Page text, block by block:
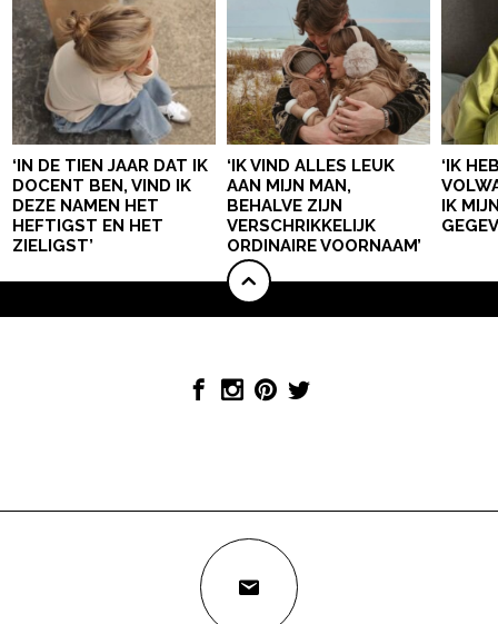
‘IN DE TIEN JAAR DAT IK
DOCENT BEN, VIND IK
DEZE NAMEN HET
HEFTIGST EN HET
ZIELIGST’
‘IK VIND ALLES LEUK
AAN MIJN MAN,
BEHALVE ZIJN
VERSCHRIKKELIJK
ORDINAIRE VOORNAAM’
‘IK
IK